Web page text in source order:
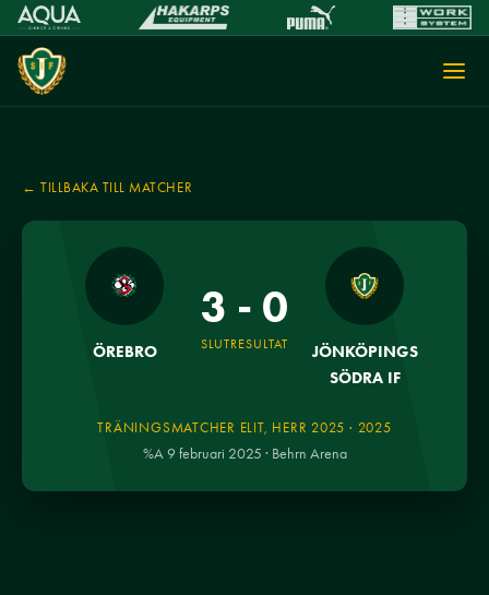
← TILLBAKA TILL MATCHER
ÖREBRO
3 - 0
SLUTRESULTAT
JÖNKÖPINGS
SÖDRA IF
TRÄNINGSMATCHER ELIT, HERR 2025 · 2025
%A 9 februari 2025 · Behrn Arena